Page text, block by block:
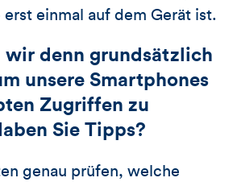
einmal auf dem Gerät ist.
wir denn grundsätzlich
unsere Smartphones
Zugriffen zu
Sie Tipps?
genau prüfen, welche